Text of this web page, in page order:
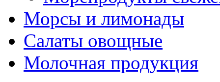
Морсы и лимонады
Салаты овощные
Молочная продукция